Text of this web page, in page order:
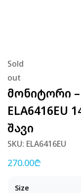
Sold
out
Მონიტორი –
ELA6416EU
Შავი
SKU: ELA6416EU
270.00₾
Size